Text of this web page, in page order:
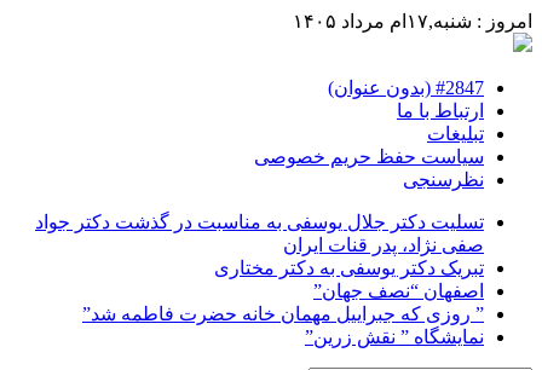
امروز : شنبه,۱۷ام مرداد ۱۴۰۵
#2847 (بدون عنوان)
ارتباط با ما
تبلیغات
سیاست حفظ حریم خصوصی
نظرسنجی
تسلیت دکتر جلال یوسفی به مناسبت در گذشت دکتر جواد
صفی نژاد، پدر قنات ایران
تبریک دکتر یوسفی به دکتر مختاری
اصفهان “نصف جهان”
” روزی که جبراییل مهمان خانه حضرت فاطمه شد”
نمایشگاه ” نقش زرین”